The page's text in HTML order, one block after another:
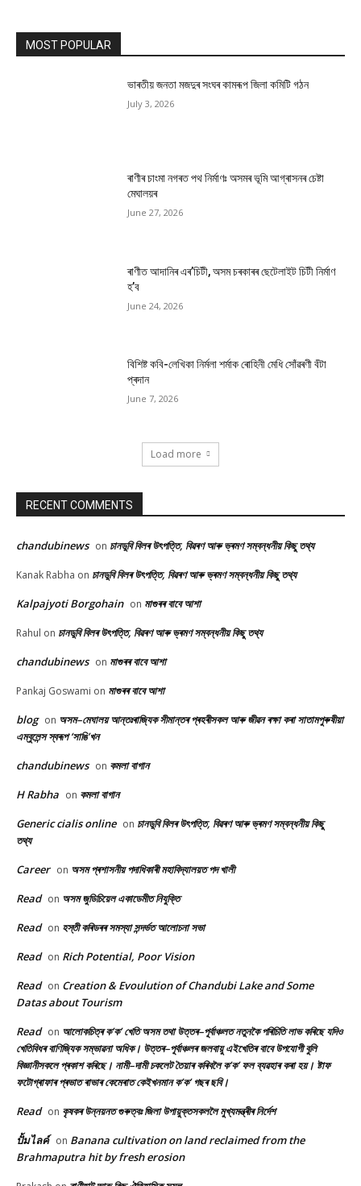
MOST POPULAR
ভাৰতীয় জনতা মজদুৰ সংঘৰ কামৰূপ জিলা কমিটি গঠন
July 3, 2026
ৰাণীৰ চাংমা নগৰত পথ নিৰ্মাণঃ অসমৰ ভূমি আগ্ৰাসনৰ চেষ্টা
মেঘালয়ৰ
June 27, 2026
ৰাণীত আদানিৰ এৰ’চিটী, অসম চৰকাৰৰ ছেটেলাইট চিটী নিৰ্মাণ
হ’ব
June 24, 2026
বিশিষ্ট কবি-লেখিকা নিৰ্মলা শৰ্মাক ৰোহিনী মেধি সোঁৱৰণী বঁটা
প্ৰদান
June 7, 2026
Load more
RECENT COMMENTS
chandubinews on চানডুবি বিলৰ উৎপত্তি, বিৱৰণ আৰু ভ্ৰমণ সম্বন্ধনীয় কিছু তথ্য
Kanak Rabha on চানডুবি বিলৰ উৎপত্তি, বিৱৰণ আৰু ভ্ৰমণ সম্বন্ধনীয় কিছু তথ্য
Kalpajyoti Borgohain on মাগুৰৰ বাবে আশা
Rahul on চানডুবি বিলৰ উৎপত্তি, বিৱৰণ আৰু ভ্ৰমণ সম্বন্ধনীয় কিছু তথ্য
chandubinews on মাগুৰৰ বাবে আশা
Pankaj Goswami on মাগুৰৰ বাবে আশা
blog on অসম–মেঘালয় আন্তঃৰাজ্যিক সীমান্তৰ প্ৰহৰীসকল আৰু জীৱন ৰক্ষা কৰা সাতামপুৰুষীয়া
এম্বুলেন্স স্বৰূপ ‘সাঙি’খন
chandubinews on কমলা বাগান
H Rabha on কমলা বাগান
Generic cialis online on চানডুবি বিলৰ উৎপত্তি, বিৱৰণ আৰু ভ্ৰমণ সম্বন্ধনীয় কিছু
তথ্য
Career on অসম প্ৰশাসনীয় পদাধিকাৰী মহাবিদ্যালয়ত পদ খালী
Read on অসম জুডিচিয়েল একাডেমীত নিযুক্তি
Read on হস্তী কৰিডৰৰ সমস্যা সন্দৰ্ভত আলোচনা সভা
Read on Rich Potential, Poor Vision
Read on Creation & Evoulution of Chandubi Lake and Some
Datas about Tourism
Read on আলোকচিত্ৰ ক’ক’ খেতি অসম তথা উত্তৰ–পূৰ্বাঞ্চলত নতুনকৈ পৰিচিতি লাভ কৰিছে যদিও
খেতিবিধৰ বাণিজ্যিক সম্ভাৱনা অধিক। উত্তৰ–পূৰ্বাঞ্চলৰ জলবায়ু এইখেতিৰ বাবে উপযোগী বুলি
বিজ্ঞানীসকলে প্ৰকাশ কৰিছে। নামী–দামী চকলেট তৈয়াৰ কৰিবলৈ ক’ক’ ফল ব্যৱহাৰ কৰা হয়। ষ্টাফ
ফটোগ্ৰাফাৰ প্ৰভাত ৰাভাৰ কেমেৰাত কেইখনমান ক’ক’ গছৰ ছবি।
Read on কৃষকৰ উন্নয়নত গুৰুত্বঃ জিলা উপায়ুক্তসকললৈ মুখ্যমন্ত্ৰীৰ নিৰ্দেশ
ปั้มไลค์ on Banana cultivation on land reclaimed from the
Brahmaputra hit by fresh erosion